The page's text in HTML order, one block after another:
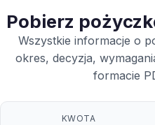
Pobierz
Wszystkie informacje o
okres, decyzja,
formacie
KWOTA